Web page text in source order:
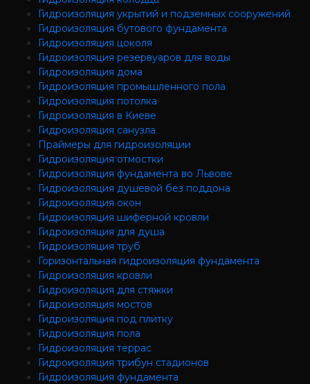
Гидроизоляция укрытий и подземных сооружений
Гидроизоляция бутового фундамента
Гидроизоляция цоколя
Гидроизоляция резервуаров для воды
Гидроизоляция дома
Гидроизоляция промышленного пола
Гидроизоляция потолка
Гидроизоляция в Киеве
Гидроизоляция санузла
Праймеры для гидроизоляции
Гидроизоляция отмостки
Гидроизоляция фундамента во Львове
Гидроизоляция душевой без поддона
Гидроизоляция окон
Гидроизоляция шиферной кровли
Гидроизоляция для душа
Гидроизоляция труб
Горизонтальная гидроизоляция фундамента
Гидроизоляция кровли
Гидроизоляция для стяжки
Гидроизоляция мостов
Гидроизоляция под плитку
Гидроизоляция пола
Гидроизоляция террас
Гидроизоляция трибун стадионов
Гидроизоляция фундамента